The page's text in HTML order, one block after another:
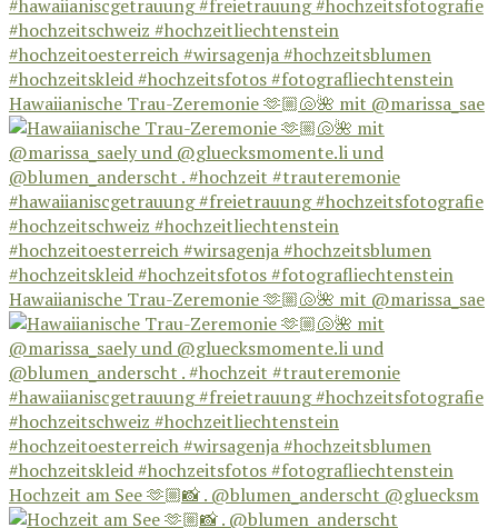
Hawaiianische Trau-Zeremonie 🫶🏼🐚🌺 mit @marissa_sae
Hawaiianische Trau-Zeremonie 🫶🏼🐚🌺 mit @marissa_sae
Hochzeit am See 🫶🏼📸 . @blumen_anderscht @gluecksm